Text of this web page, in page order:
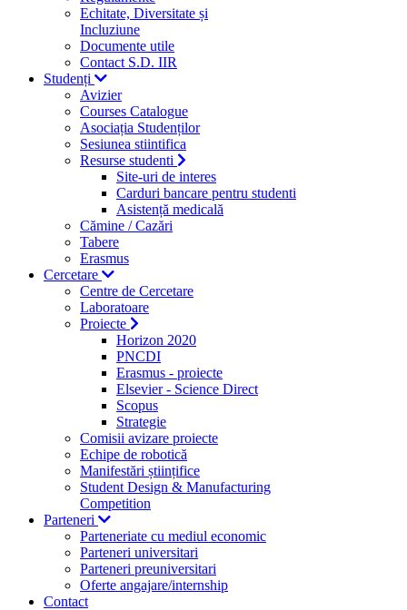
Echitate, Diversitate și
Incluziune
Documente utile
Contact S.D. IIR
Studenți
Avizier
Courses Catalogue
Asociația Studenților
Sesiunea stiintifica
Resurse studenti
Site-uri de interes
Carduri bancare pentru studenti
Asistență medicală
Cămine / Cazări
Tabere
Erasmus
Cercetare
Centre de Cercetare
Laboratoare
Proiecte
Horizon 2020
PNCDI
Erasmus - proiecte
Elsevier - Science Direct
Scopus
Strategie
Comisii avizare proiecte
Echipe de robotică
Manifestări științifice
Student Design & Manufacturing
Competition
Parteneri
Parteneriate cu mediul economic
Parteneri universitari
Parteneri preuniversitari
Oferte angajare/internship
Contact